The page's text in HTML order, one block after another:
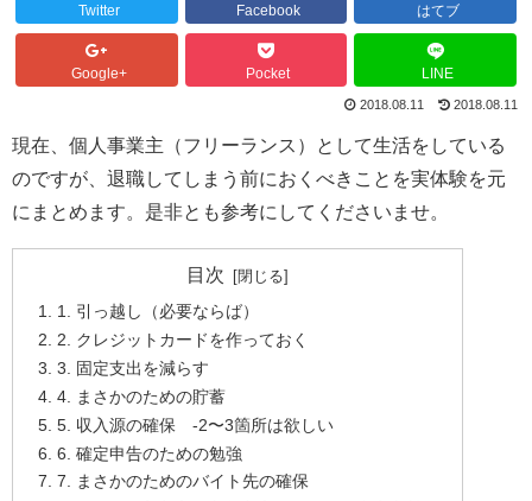
Twitter Facebook はてブ
Google+ Pocket LINE
2018.08.11 2018.08.11
現在、個人事業主（フリーランス）として生活をしている
のですが、退職してしまう前におくべきことを実体験を元
にまとめます。是非とも参考にしてくださいませ。
目次
1. 引っ越し（必要ならば）
2. クレジットカードを作っておく
3. 固定支出を減らす
4. まさかのための貯蓄
5. 収入源の確保 -2〜3箇所は欲しい
6. 確定申告のための勉強
7. まさかのためのバイト先の確保